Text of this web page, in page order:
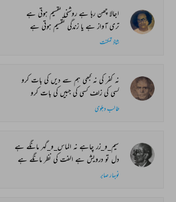
اجالا چھن رہا ہے روشنی تقسیم ہوتی ہے
تری آواز ہے یا زندگی تقسیم ہوتی ہے
شاذ تمکنت
نہ کفر کی نہ کبھی ہم سے دیں کی بات کرو
کسی کی زلف کسی کی جبیں کی بات کرو
طالب دہلوی
سیم_و_زر چاہے نہ الماس_و_گہر مانگے ہے
دل تو درویش ہے الفت کی نظر مانگے ہے
نوبہار صابر